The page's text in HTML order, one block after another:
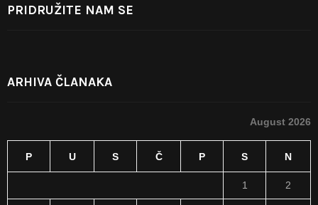
PRIDRUŽITE NAM SE
ARHIVA ČLANAKA
August 2026
P U S Č P S N
1 2